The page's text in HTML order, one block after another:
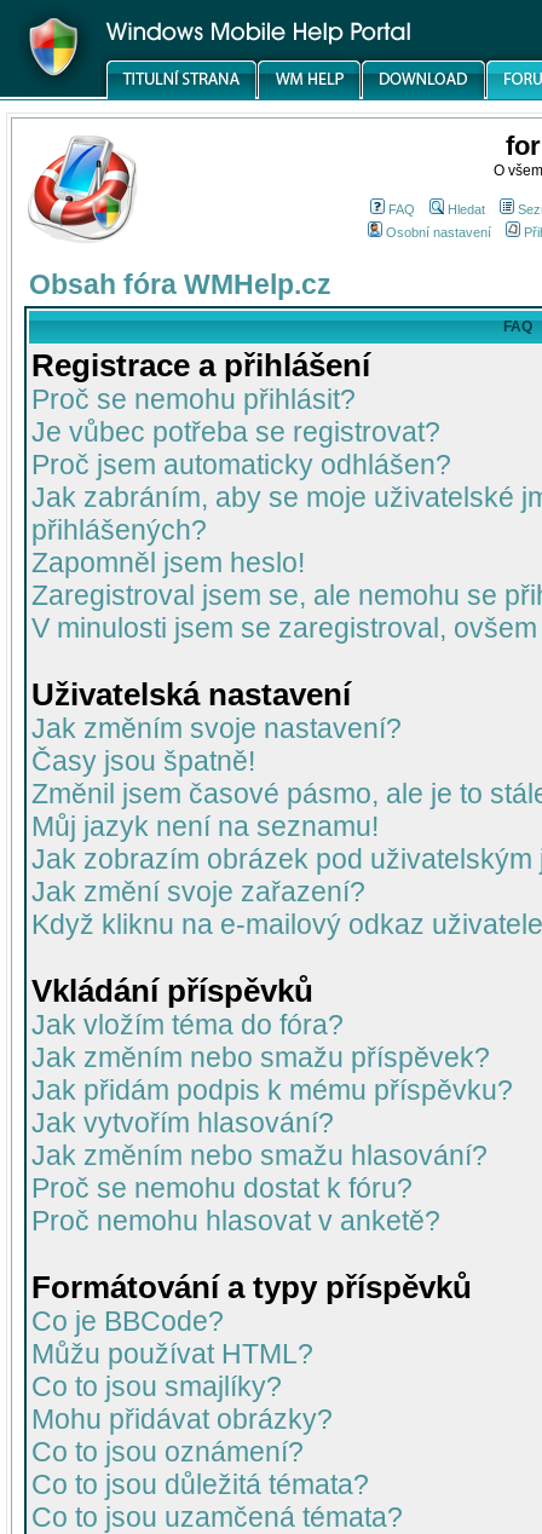
O
FAQ Hledat
Osobní nastavení
Obsah fóra WMHelp.cz
FAQ
Registrace a přihlášení
Proč se nemohu přihlásit?
Je vůbec potřeba se registrovat?
Proč jsem automaticky odhlášen?
Jak zabráním, aby se moje uživatelské
přihlášených?
Zapomněl jsem heslo!
Zaregistroval jsem se, ale nemohu se
V minulosti jsem se zaregistroval,
Uživatelská nastavení
Jak změním svoje nastavení?
Časy jsou špatně!
Změnil jsem časové pásmo, ale je to
Můj jazyk není na seznamu!
Jak zobrazím obrázek pod uživatelským
Jak změní svoje zařazení?
Když kliknu na e-mailový odkaz
Vkládání příspěvků
Jak vložím téma do fóra?
Jak změním nebo smažu příspěvek?
Jak přidám podpis k mému příspěvku?
Jak vytvořím hlasování?
Jak změním nebo smažu hlasování?
Proč se nemohu dostat k fóru?
Proč nemohu hlasovat v anketě?
Formátování a typy příspěvků
Co je BBCode?
Můžu používat HTML?
Co to jsou smajlíky?
Mohu přidávat obrázky?
Co to jsou oznámení?
Co to jsou důležitá témata?
Co to jsou uzamčená témata?